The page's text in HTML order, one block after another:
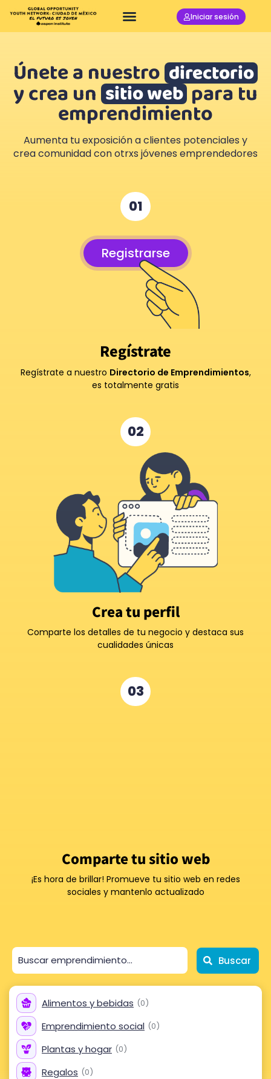
Iniciar sesión
Únete a nuestrodirectorio
y crea unsitio webpara tu
emprendimiento
Aumenta tu exposición a clientes potenciales y
crea comunidad con otrxs jóvenes emprendedores
Registrarse
01
Regístrate
Regístrate a nuestro Directorio de Emprendimientos,
es totalmente gratis
02
Crea tu perfil
Comparte los detalles de tu negocio y destaca sus
cualidades únicas
03
Comparte tu sitio web
¡Es hora de brillar! Promueve tu sitio web en redes
sociales y mantenlo actualizado
Buscar
Alimentos y bebidas (0)
Emprendimiento social (0)
Plantas yhogar (0)
Regalos (0)